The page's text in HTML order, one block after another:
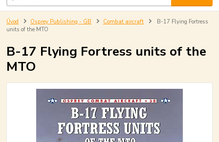
Úvod Osprey Publishing - GB Combat aircraft
B-17 Flying Fortress
units of the MTO
B-17 Flying Fortress units of the
MTO